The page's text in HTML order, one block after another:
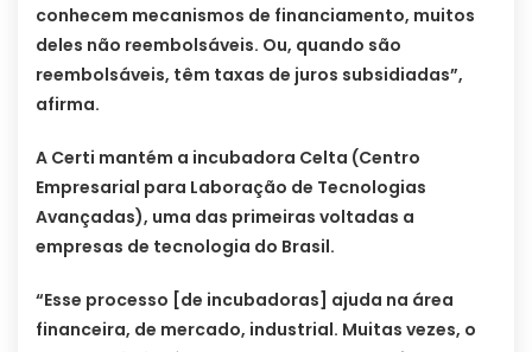
conhecem mecanismos de financiamento, muitos
deles não reembolsáveis. Ou, quando são
reembolsáveis, têm taxas de juros subsidiadas”,
afirma.
A Certi mantém a incubadora Celta (Centro
Empresarial para Laboração de Tecnologias
Avançadas), uma das primeiras voltadas a
empresas de tecnologia do Brasil.
“Esse processo [de incubadoras] ajuda na área
financeira, de mercado, industrial. Muitas vezes, o